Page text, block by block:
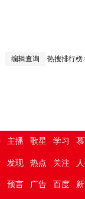
编辑查询 热搜排行榜
主播 歌星 学习
发现 热点 关注
预言 广告 百度